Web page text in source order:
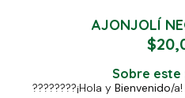
AJONJOLÍ
$
Sobre
????????¡Hola y Bienvenido/